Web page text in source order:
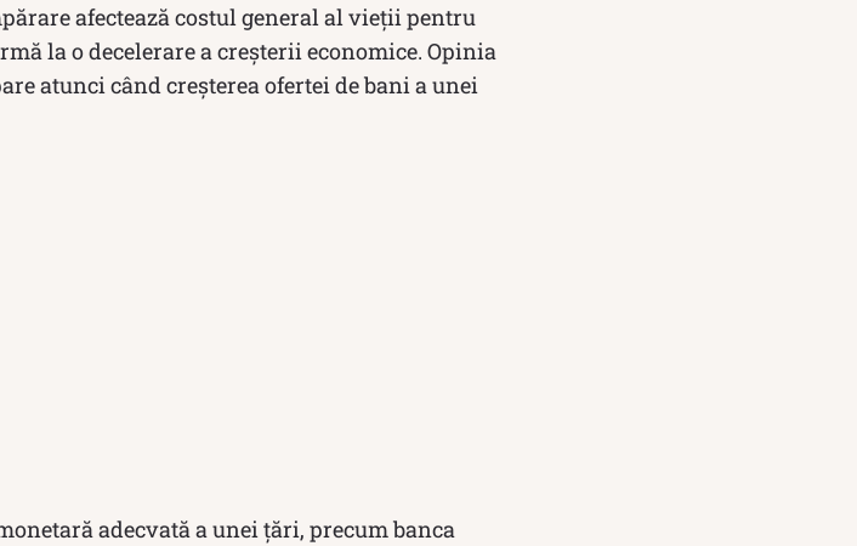
afectează costul general al vieții pentru
la o decelerare a creșterii economice. Opinia
atunci când creșterea ofertei de bani a unei
adecvată a unei țări, precum banca